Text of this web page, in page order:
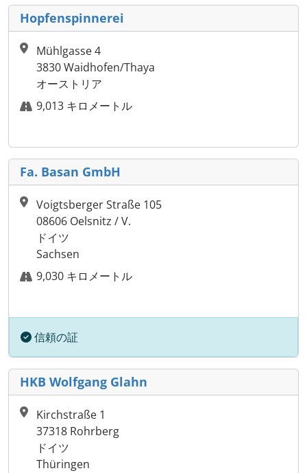
Hopfenspinnerei
Mühlgasse 4
3830 Waidhofen/Thaya
オーストリア
9,013 キロメートル
Fa. Basan GmbH
Voigtsberger Straße 105
08606 Oelsnitz / V.
ドイツ
Sachsen
9,030 キロメートル
信頼の証
HKB Wolfgang Glahn
Kirchstraße 1
37318 Rohrberg
ドイツ
Thüringen